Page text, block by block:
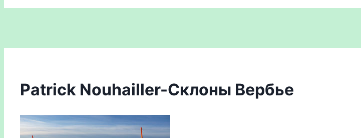
Patrick Nouhailler-Склоны Вербье